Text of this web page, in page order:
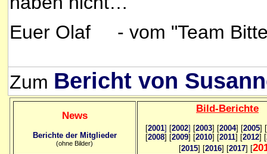
Euer Olaf - vom "Team
Zum Bericht von
News
Berichte der Mitglieder
(ohne Bilder)
Bild-Berichte
[2001] [2002] [2003] [2004] [2005] [
[2008] [2009] [2010] [2011] [2012] [
[2015] [2016] [2017] [